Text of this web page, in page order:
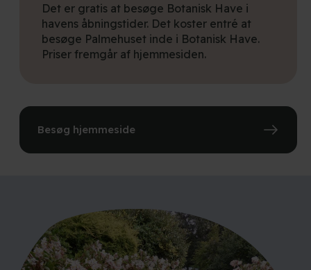
Det er gratis at besøge Botanisk Have i
havens åbningstider. Det koster entré at
besøge Palmehuset inde i Botanisk Have.
Priser fremgår af hjemmesiden.
Besøg hjemmeside